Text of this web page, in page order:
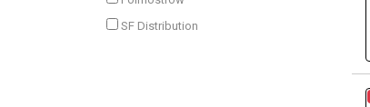
SF Distribution